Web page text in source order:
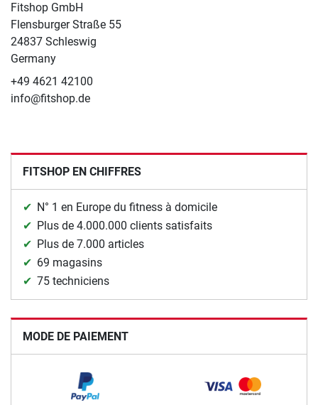
Fitshop GmbH
Flensburger Straße 55
24837 Schleswig
Germany
+49 4621 42100
info@fitshop.de
FITSHOP EN CHIFFRES
N° 1 en Europe du fitness à domicile
Plus de 4.000.000 clients satisfaits
Plus de 7.000 articles
69 magasins
75 techniciens
MODE DE PAIEMENT